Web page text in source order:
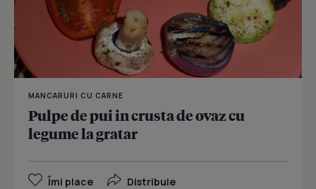
MANCARURI CU CARNE
Pulpe de pui in crusta de ovaz cu
legume la gratar
Îmi place Distribuie